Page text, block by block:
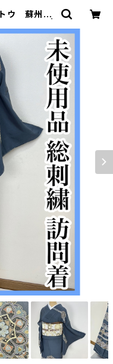
トウ 蘇州刺